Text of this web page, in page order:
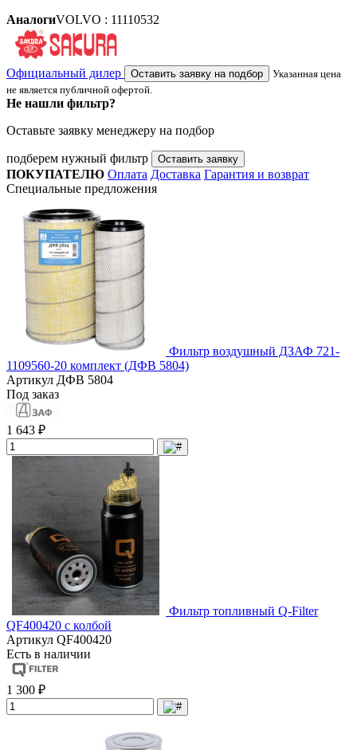
АналогиVOLVO : 11110532
Официальный дилер Оставить заявку на подбор
Указанная цена
не является публичной офертой.
Не нашли фильтр?
Оставьте заявку менеджеру на подбор
подберем нужный фильтр Оставить заявку
ПОКУПАТЕЛЮ Оплата Доставка Гарантия и возврат
Специальные предложения
Фильтр воздушный ДЗАФ 721-
1109560-20 комплект (ДФВ 5804)
Артикул ДФВ 5804
Под заказ
1 643 ₽
Фильтр топливный Q-Filter
QF400420 с колбой
Артикул QF400420
Есть в наличии
1 300 ₽